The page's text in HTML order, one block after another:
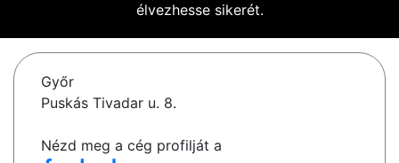
élvezhesse sikerét.
Győr
Puskás Tivadar u. 8.
Nézd meg a cég profilját a